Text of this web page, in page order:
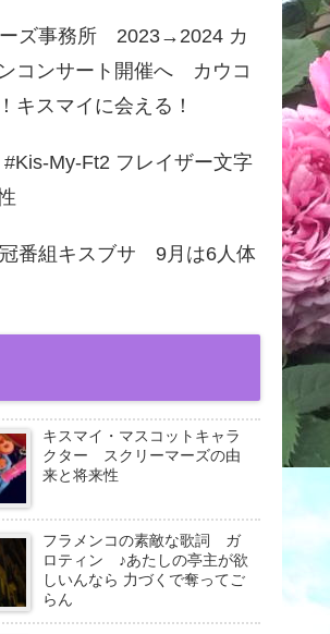
ーズ事務所 2023→2024 カ
コンサート開催へ カウコ
スマイに会える！
My-Ft2 フレイザー文字
番組キスブサ 9月は6人体
キスマイ・マスコットキャラ
クター スクリーマーズの由
来と将来性
フラメンコの素敵な歌詞 ガ
ロティン ♪あたしの亭主が欲
しいんなら 力づくで奪ってご
らん